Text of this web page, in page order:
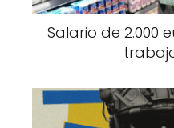
Salario de 2.000